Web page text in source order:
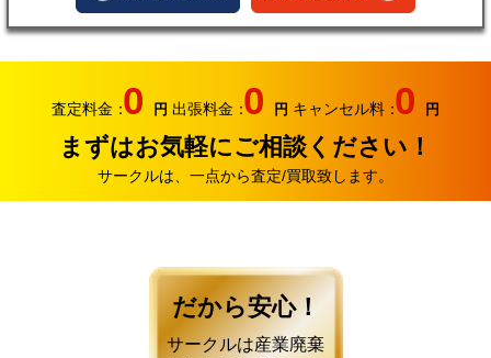
査定料金：0 円 出張料金：0 円 キャンセル料：0 円
まずはお気軽にご相談ください！
サークルは、一点から査定/買取致します。
だから安心！
サークルは産業廃棄